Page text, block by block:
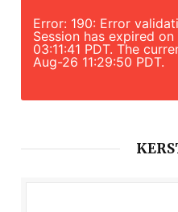
Error: 190: Error
Session has expired
03:11:41 PDT. The
Aug-26 11:29:50 PDT.